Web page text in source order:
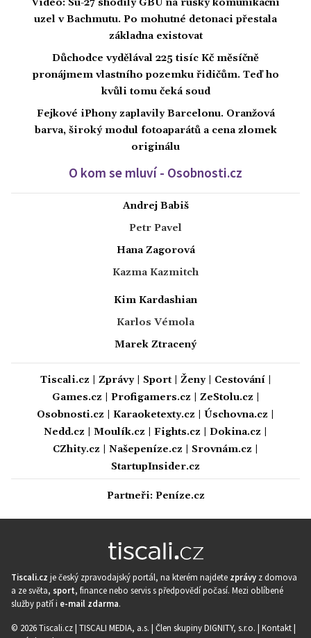
Video: Su-27 shodily GBU na ruský komunikační
uzel v Bachmutu. Po mohutné detonaci přestala
základna existovat
Důchodce vydělával 225 tisíc Kč měsíčně
pronájmem vlastního pozemku řidičům. Teď ho
kvůli tomu čeká soud
Fejkové iPhony zaplavily Barcelonu. Oranžová
barva, široký modul fotoaparátů a cena zlomek
originálu
O kom se mluví - Osobnosti.cz
Andrej Babiš
Petr Pavel
Hana Zagorová
Kazma Kazmitch
Kim Kardashian
Karlos Vémola
Marek Ztracený
Tiscali.cz Zprávy| Sport| Ženy| Cestování|
Games.cz
Profigamers.cz ZeStolu.cz
Osobnosti.cz
Karaoketexty.cz Úschovna.cz
Nedd.cz
Moulík.cz Fights.cz Dokina.cz
CZhity.cz
Našepeníze.cz Srovnám.cz
StartupInsider.cz
Partneři: Peníze.cz
Tiscali.cz je český zpravodajský portál, na kterém najdete zprávy z domova
a ze světa, sport, finance nebo servis s předpovědí počasí. Mezi oblíbené
služby patří i e-mail zdarma.
© 2026 Tiscali.cz | TISCALI MEDIA, a.s. | Člen skupiny DIGNITY, s.r.o. | Kontakt|